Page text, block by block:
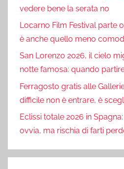
vedere bene la serata no
Locarno Film Festival parte
è anche quello meno
San Lorenzo 2026, il cielo
notte famosa: quando
Ferragosto gratis alle
difficile non è entrare, è
Eclissi totale 2026 in
ovvia, ma rischia di farti